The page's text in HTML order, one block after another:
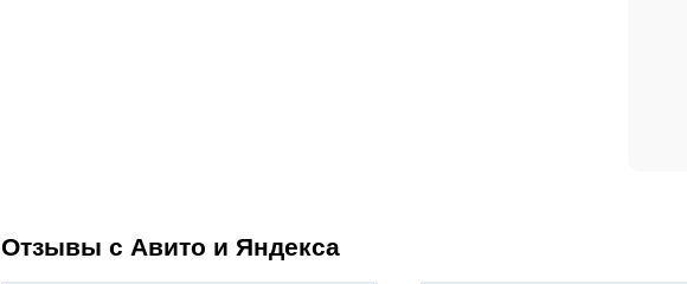
Отзывы с Авито и Яндекса